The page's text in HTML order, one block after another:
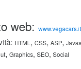
web: www.vegacars.it
HTML , CSS, ASP,
, Graphics, SEO, Social